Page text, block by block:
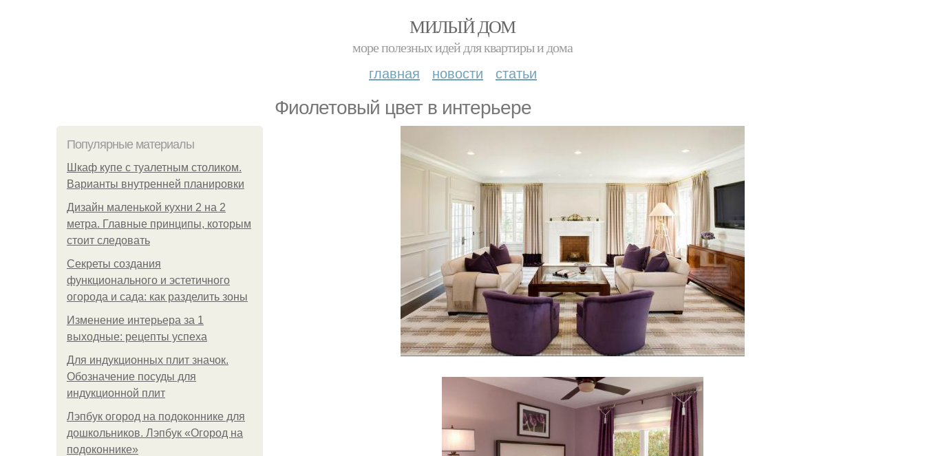
МИЛЫЙ ДОМ
море полезных идей для квартиры и дома
главная новости статьи
Фиолетовый цвет в интерьере
Популярные материалы
Шкаф купе с туалетным столиком.
Варианты внутренней планировки
Дизайн маленькой кухни 2 на 2
метра. Главные принципы, которым
стоит следовать
Секреты создания
функционального и эстетичного
огорода и сада: как разделить зоны
Изменение интерьера за 1
выходные: рецепты успеха
Для индукционных плит значок.
Обозначение посуды для
индукционной плит
Лэпбук огород на подоконнике для
дошкольников. Лэпбук «Огород на
подоконнике»